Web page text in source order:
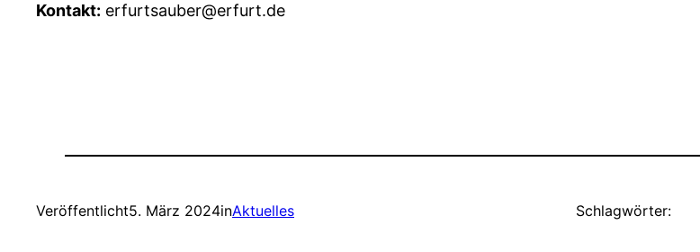
Kontakt: erfurtsauber@erfurt.de
Veröffentlicht5. März 2024inAktuelles Schlagwörter: